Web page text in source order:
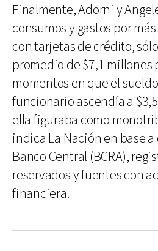
Finalmente, Adorni y
consumos y gastos por
con tarjetas de crédito,
promedio de $7,1 millones
momentos en que el
funcionario ascendía a
ella figuraba como
indica La Nación en base
Banco Central (BCRA),
reservados y fuentes con
financiera.